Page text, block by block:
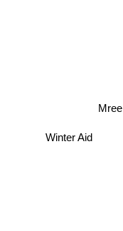
Mree
Winter Aid